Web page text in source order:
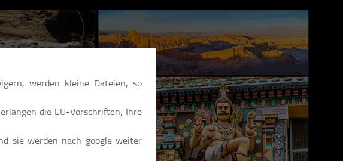
werden kleine Dateien, so
die EU-Vorschriften, Ihre
sie werden nach google weiter